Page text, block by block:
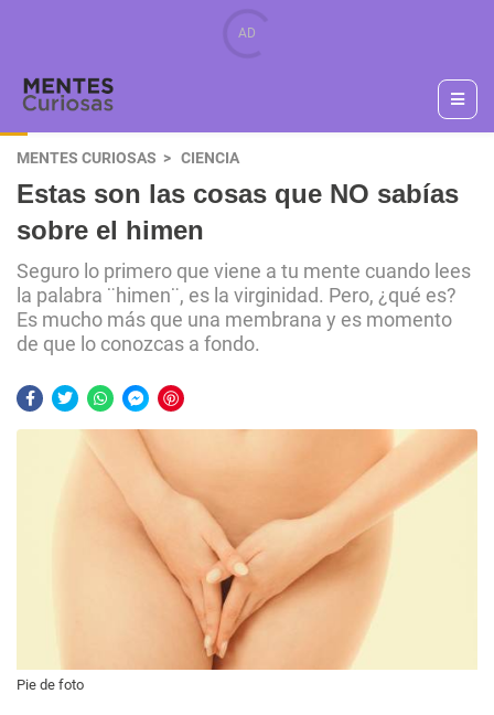
MENTES CURIOSAS CIENCIA
Estas son las cosas que NO sabías
sobre el himen
Seguro lo primero que viene a tu mente cuando lees
la palabra ¨himen¨, es la virginidad. Pero, ¿qué es?
Es mucho más que una membrana y es momento
de que lo conozcas a fondo.
Pie de foto